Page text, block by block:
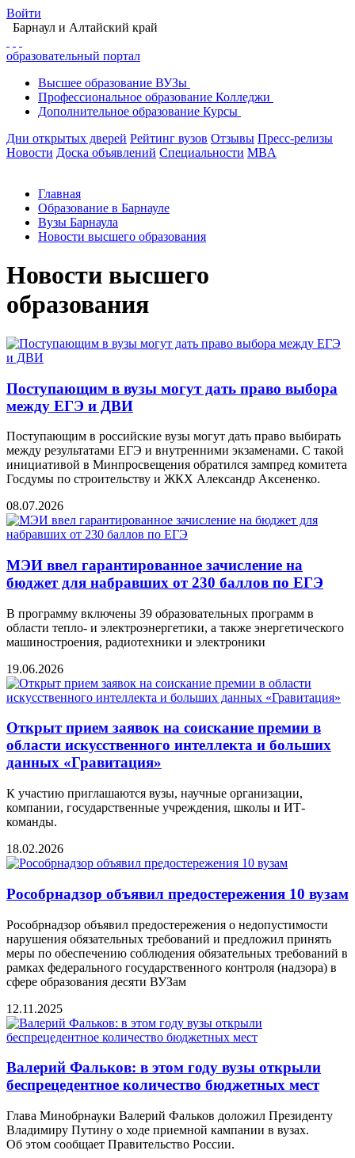
Войти
Барнаул и Алтайский край
образовательный портал
Высшее образование ВУЗы
Профессиональное образование Колледжи
Дополнительное образование Курсы
Дни открытых дверей Рейтинг вузов Отзывы Пресс-релизы
Новости Доска объявлений Специальности MBA
Главная
Образование в Барнауле
Вузы Барнаула
Новости высшего образования
Новости высшего
образования
Поступающим в вузы могут дать право выбора
между ЕГЭ и ДВИ
Поступающим в российские вузы могут дать право выбирать
между результатами ЕГЭ и внутренними экзаменами. С такой
инициативой в Минпросвещения обратился зампред комитета
Госдумы по строительству и ЖКХ Александр Аксененко.
08.07.2026
МЭИ ввел гарантированное зачисление на
бюджет для набравших от 230 баллов по ЕГЭ
В программу включены 39 образовательных программ в
области тепло- и электроэнергетики, а также энергетического
машиностроения, радиотехники и электроники
19.06.2026
Открыт прием заявок на соискание премии в
области искусственного интеллекта и больших
данных «Гравитация»
К участию приглашаются вузы, научные организации,
компании, государственные учреждения, школы и ИТ-
команды.
18.02.2026
Рособрнадзор объявил предостережения 10 вузам
Рособрнадзор объявил предостережения о недопустимости
нарушения обязательных требований и предложил принять
меры по обеспечению соблюдения обязательных требований в
рамках федерального государственного контроля (надзора) в
сфере образования десяти ВУЗам
12.11.2025
Валeрий Фальков: в этом году вузы открыли
бeспрeцeдeнтноe количeство бюджeтных мeст
Глава Минобрнауки Валерий Фальков доложил Президенту
Владимиру Путину о ходе приемной кампании в вузах.
Об этом сообщаeт Правитeльство России.